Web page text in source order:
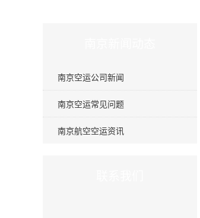
南京空运公司新闻
南京空运常见问题
南京航空空运资讯